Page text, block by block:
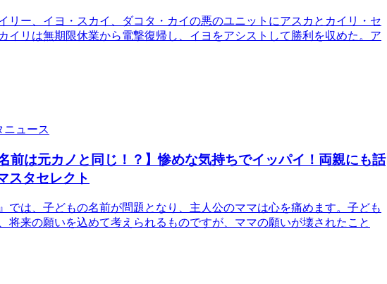
リー、イヨ・スカイ、ダコタ・カイの悪のユニットにアスカとカイリ・セ
イリは無期限休業から電撃復帰し、イヨをアシストして勝利を収めた。ア
ニュース
前は元カノと同じ！？】惨めな気持ちでイッパイ！両親にも話
スタセレクト
では、子どもの名前が問題となり、主人公のママは心を痛めます。子ども
将来の願いを込めて考えられるものですが、ママの願いが壊されたこと